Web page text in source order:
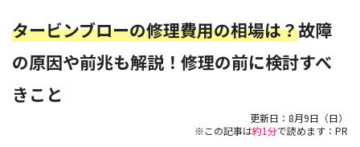
タービンブローの修理費用の相場は？故障
の原因や前兆も解説！修理の前に検討すべ
きこと
更新日： 8月9日（日）
※この記事は約1分で読めます：PR